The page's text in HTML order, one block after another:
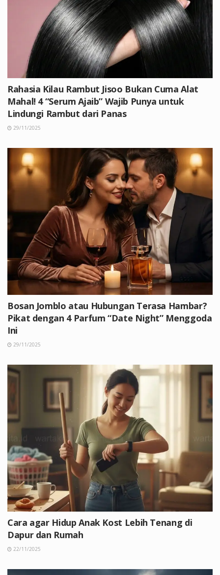
Rahasia Kilau Rambut Jisoo Bukan Cuma Alat
Mahal! 4 “Serum Ajaib” Wajib Punya untuk
Lindungi Rambut dari Panas
29/11/2025
Bosan Jomblo atau Hubungan Terasa Hambar?
Pikat dengan 4 Parfum “Date Night” Menggoda
Ini
29/11/2025
Cara agar Hidup Anak Kost Lebih Tenang di
Dapur dan Rumah
22/11/2025